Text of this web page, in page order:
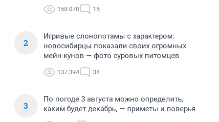
158 070 15
2
Игривые слонопотамы с характером:
новосибирцы показали своих огромных
мейн-кунов — фото суровых питомцев
137 394 34
3
По погоде 3 августа можно определить,
каким будет декабрь, — приметы и поверья